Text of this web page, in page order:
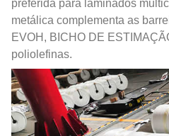
preferida para laminados
metálica complementa as
EVOH, BICHO DE
poliolefinas.